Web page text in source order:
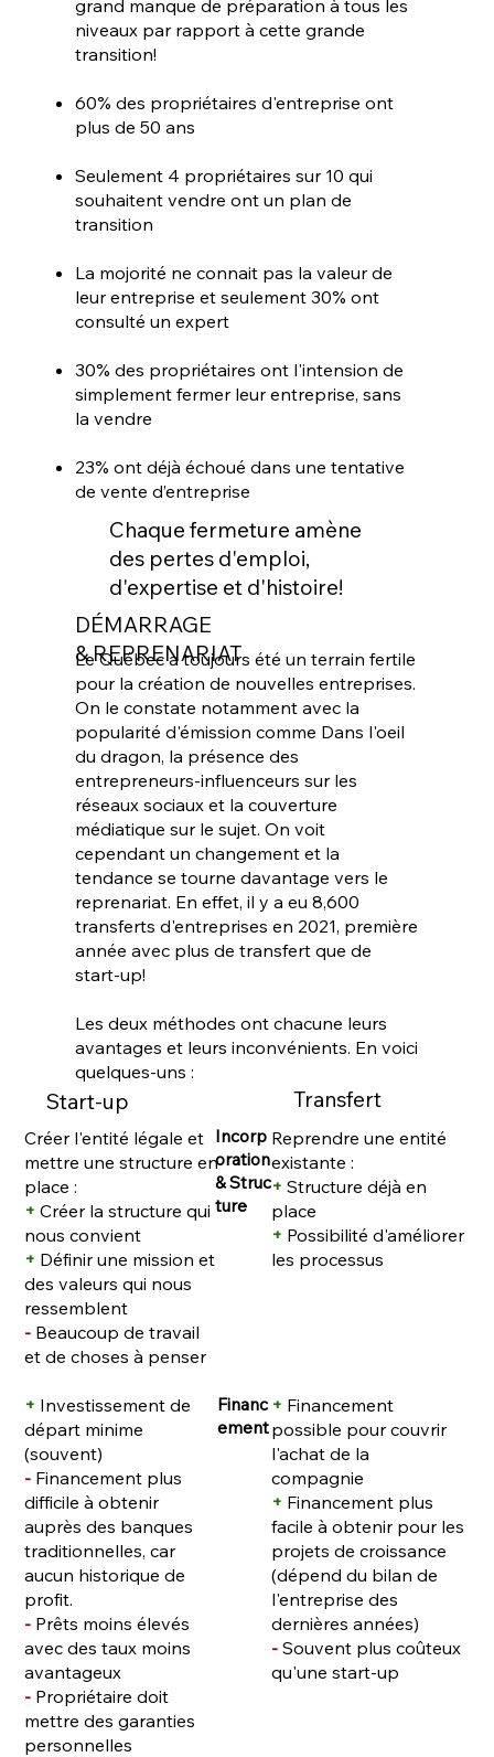
grand manque de préparation à tous les
niveaux par rapport à cette grande
transition!
60% des propriétaires d'entreprise ont
plus de 50 ans
Seulement 4 propriétaires sur 10 qui
souhaitent vendre ont un plan de
transition
La mojorité ne connait pas la valeur de
leur entreprise et seulement 30% ont
consulté un expert
30% des propriétaires ont l'intension de
simplement fermer leur entreprise, sans
la vendre
23% ont déjà échoué dans une tentative
de vente d’entreprise
Chaque fermeture amène
des pertes d'emploi,
d'expertise et d'histoire!
Le Québec a toujours été un terrain fertile
pour la création de nouvelles entreprises.
On le constate notamment avec la
popularité d'émission comme Dans l'oeil
du dragon, la présence des
entrepreneurs-influenceurs sur les
réseaux sociaux et la couverture
médiatique sur le sujet. On voit
cependant un changement et la
tendance se tourne davantage vers le
reprenariat. En effet, il y a eu 8,600
transferts d'entreprises en 2021, première
année avec plus de transfert que de
start-up!
Les deux méthodes ont chacune leurs
avantages et leurs inconvénients. En voici
quelques-uns :
DÉMARRAGE
& REPRENARIAT
Start-up Transfert
Créer l'entité légale et
mettre une structure en
place :
+ Créer la structure qui
nous convient
+ Définir une mission et
des valeurs qui nous
ressemblent
- Beaucoup de travail
et de choses à penser
Incorp
oration
& Struc
ture
Reprendre une entité
existante :
+ Structure déjà en
place
+ Possibilité d'améliorer
les processus
+ Investissement de
départ minime
(souvent)
- Financement plus
difficile à obtenir
auprès des banques
traditionnelles, car
aucun historique de
profit.
- Prêts moins élevés
avec des taux moins
avantageux
- Propriétaire doit
mettre des garanties
personnelles
Financ
ement
+ Financement
possible pour couvrir
l'achat de la
compagnie
+ Financement plus
facile à obtenir pour les
projets de croissance
(dépend du bilan de
l'entreprise des
dernières années)
-Souvent plus coûteux
qu'une start-up